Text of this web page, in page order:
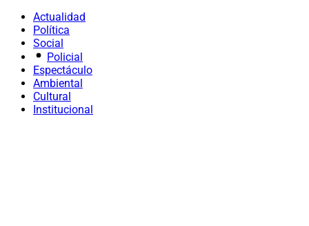
Actualidad
Política
Social
Policial
Espectáculo
Ambiental
Cultural
Institucional